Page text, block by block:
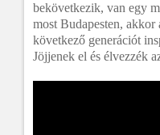
bekövetkezik, van egy
most Budapesten, akkor
következő generációt
Jöjjenek el és élvezzék